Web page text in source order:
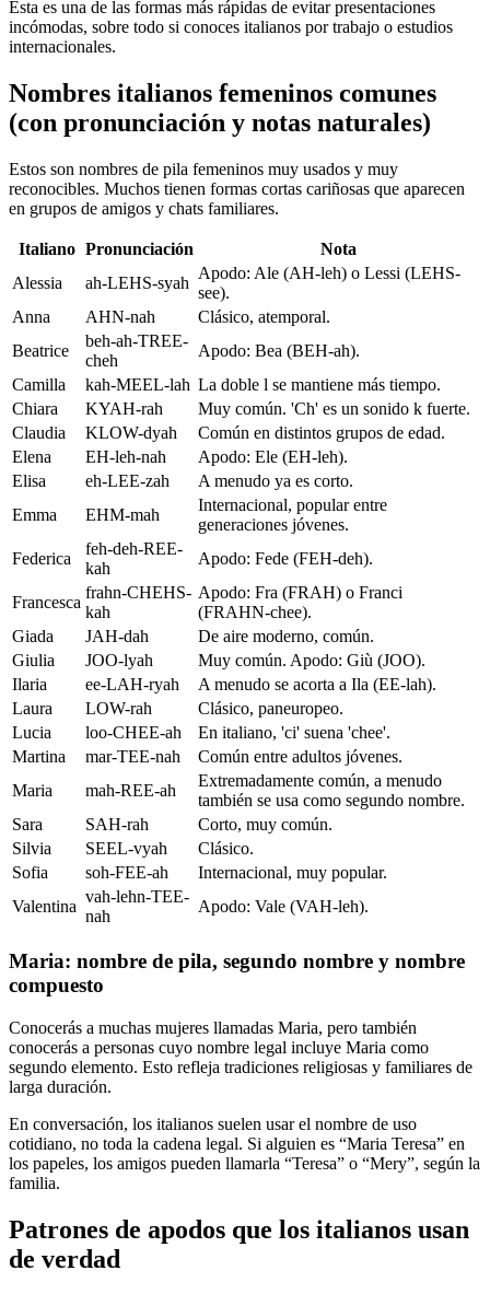
Esta es una de las formas más rápidas de evitar presentaciones
incómodas, sobre todo si conoces italianos por trabajo o estudios
internacionales.
Nombres italianos femeninos comunes
(con pronunciación y notas naturales)
Estos son nombres de pila femeninos muy usados y muy
reconocibles. Muchos tienen formas cortas cariñosas que aparecen
en grupos de amigos y chats familiares.
Italiano Pronunciación
Nota
Alessia
ah-LEHS-syah
Apodo: Ale (AH-leh) o Lessi (LEHS-
see).
Anna
AHN-nah
Clásico, atemporal.
Beatrice
beh-ah-TREE-
cheh
Apodo: Bea (BEH-ah).
Camilla
kah-MEEL-lah La doble l se mantiene más tiempo.
Chiara
KYAH-rah
Muy común. 'Ch' es un sonido k fuerte.
Claudia
KLOW-dyah
Común en distintos grupos de edad.
Elena
EH-leh-nah
Apodo: Ele (EH-leh).
Elisa
eh-LEE-zah
A menudo ya es corto.
Emma
EHM-mah
Internacional, popular entre
generaciones jóvenes.
Federica
feh-deh-REE-
kah
Apodo: Fede (FEH-deh).
Francesca
frahn-CHEHS-
kah
Apodo: Fra (FRAH) o Franci
(FRAHN-chee).
Giada
JAH-dah
De aire moderno, común.
Giulia
JOO-lyah
Muy común. Apodo: Giù (JOO).
Ilaria
ee-LAH-ryah
A menudo se acorta a Ila (EE-lah).
Laura
LOW-rah
Clásico, paneuropeo.
Lucia
loo-CHEE-ah
En italiano, 'ci' suena 'chee'.
Martina
mar-TEE-nah
Común entre adultos jóvenes.
Maria
mah-REE-ah
Extremadamente común, a menudo
también se usa como segundo nombre.
Sara
SAH-rah
Corto, muy común.
Silvia
SEEL-vyah
Clásico.
Sofia
soh-FEE-ah
Internacional, muy popular.
Valentina
vah-lehn-TEE-
nah
Apodo: Vale (VAH-leh).
Maria: nombre de pila, segundo nombre y nombre
compuesto
Conocerás a muchas mujeres llamadas Maria, pero también
conocerás a personas cuyo nombre legal incluye Maria como
segundo elemento. Esto refleja tradiciones religiosas y familiares de
larga duración.
En conversación, los italianos suelen usar el nombre de uso
cotidiano, no toda la cadena legal. Si alguien es “Maria Teresa” en
los papeles, los amigos pueden llamarla “Teresa” o “Mery”, según la
familia.
Patrones de apodos que los italianos usan
de verdad